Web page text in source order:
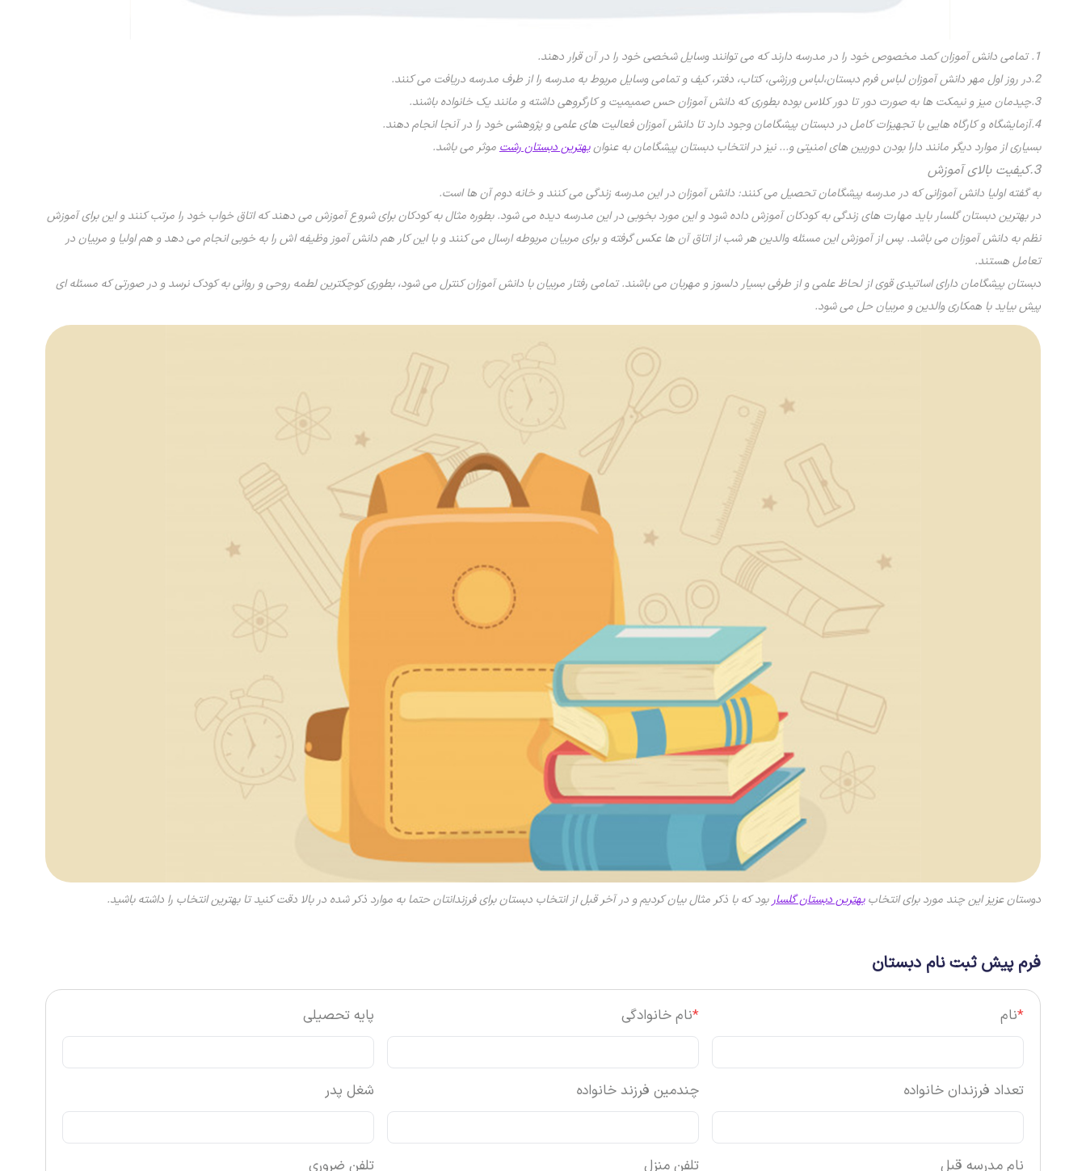
1. تمامی دانش آموزان کمد مخصوص خود را در مدرسه دارند که می توانند وسایل شخصی خود را در آن قرار دهند.
2.در روز اول مهر دانش آموزان لباس فرم دبستان،لباس ورزشی، کتاب، دفتر، کیف و تمامی وسایل مربوط به مدرسه را از طرف مدرسه دریافت می کنند.
3.چیدمان میز و نیمکت ها به صورت دور تا دور کلاس بوده بطوری که دانش آموزان حس صمیمیت و کارگروهی داشته و مانند یک خانواده باشند.
4.آزمایشگاه و کارگاه هایی با تجهیزات کامل در دبستان پیشگامان وجود دارد تا دانش آموزان فعالیت های علمی و پژوهشی خود را در آنجا انجام دهند.
بسیاری از موارد دیگر مانند دارا بودن دوربین های امنیتی و... نیز در انتخاب دبستان پیشگامان به عنوانبهترین دبستان رشتموثر می باشد.
3.کیفیت بالای آموزش
به گفته اولیا دانش آموزانی که در مدرسه پیشگامان تحصیل می کنند: دانش آموزان در این مدرسه زندگی می کنند و خانه دوم آن ها است.
در بهترین دبستان گلسار باید مهارت های زندگی به کودکان آموزش داده شود و این مورد بخوبی در این مدرسه دیده می شود. بطوره مثال به کودکان برای شروع آموزش می دهند که اتاق خواب خود را مرتب کنند و این برای آموزش
نظم به دانش آموزان می باشد. پس از آموزش این مسئله والدین هر شب از اتاق آن ها عکس گرفته و برای مربیان مربوطه ارسال می کنند و با این کار هم دانش آموز وظیفه اش را به خوبی انجام می دهد و هم اولیا و مربیان در
تعامل هستند.
دبستان پیشگامان دارای اساتیدی قوی از لحاظ علمی و از طرفی بسیار دلسوز و مهربان می باشند. تمامی رفتار مربیان با دانش آموزان کنترل می شود، بطوری کوچکترین لطمه روحی و روانی به کودک نرسد و در صورتی که مسئله ای
پیش بیاید با همکاری والدین و مربیان حل می شود.
دوستان عزیز این چند مورد برای انتخاببهترین دبستان گلساربود که با ذکر مثال بیان کردیم و در آخر قبل از انتخاب دبستان برای فرزندانتان حتما به موارد ذکر شده در بالا دقت کنید تا بهترین انتخاب را داشته باشید.
فرم پیش ثبت نام دبستان
*نام *نام خانوادگی پایه تحصیلی
تعداد فرزندان خانواده چندمین فرزند خانواده شغل پدر
نام مدرسه قبل تلفن منزل تلفن ضروری